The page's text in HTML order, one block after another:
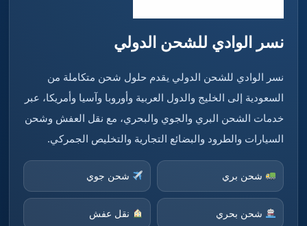
نسر الوادي للشحن الدولي
نسر الوادي للشحن الدولي يقدم حلول شحن متكاملة من
السعودية إلى الخليج والدول العربية وأوروبا وآسيا وأمريكا، عبر
خدمات الشحن البري والجوي والبحري، مع نقل العفش وشحن
السيارات والطرود والبضائع التجارية والتخليص الجمركي.
شحن بري شحن جوي
شحن بحري نقل عفش